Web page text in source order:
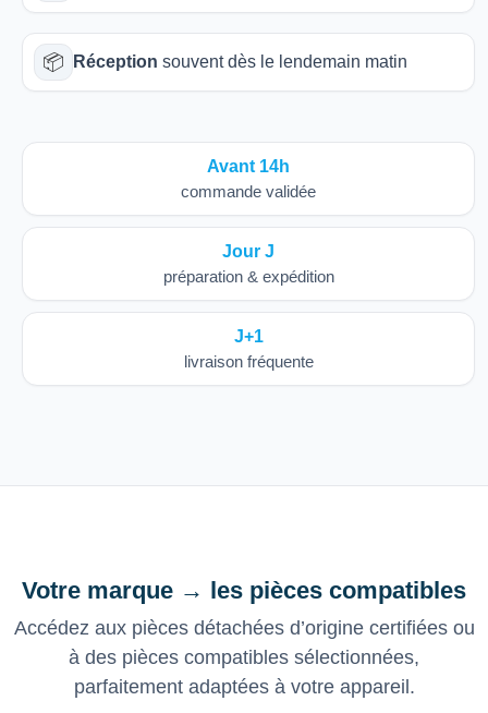
📦 Réception souvent dès le lendemain matin
Avant 14h
commande validée
Jour J
préparation & expédition
J+1
livraison fréquente
Votre marque → les pièces compatibles
Accédez aux pièces détachées d’origine certifiées ou
à des pièces compatibles sélectionnées,
parfaitement adaptées à votre appareil.